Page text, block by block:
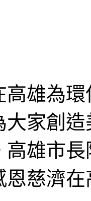
高雄為
大家創
高雄市
恩慈濟